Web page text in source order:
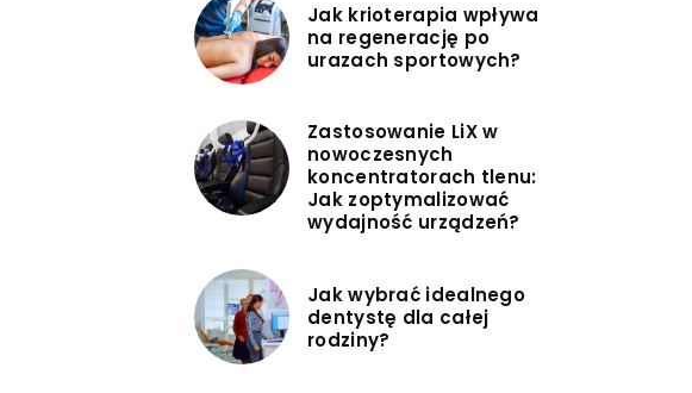
Jak krioterapia wpływa
na regenerację po
urazach sportowych?
Zastosowanie LiX w
nowoczesnych
koncentratorach tlenu:
Jak zoptymalizować
wydajność urządzeń?
Jak wybrać idealnego
dentystę dla całej
rodziny?